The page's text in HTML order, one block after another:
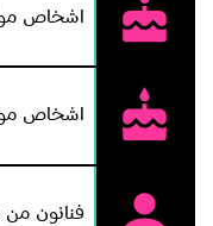
اشخاص مواليد
اشخاص
فنانون